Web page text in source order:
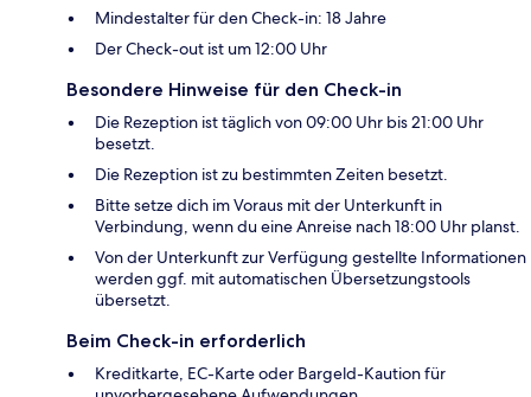
Mindestalter für den Check-in: 18 Jahre
Der Check-out ist um 12:00 Uhr
Besondere Hinweise für den Check-in
Die Rezeption ist täglich von 09:00 Uhr bis 21:00 Uhr
besetzt.
Die Rezeption ist zu bestimmten Zeiten besetzt.
Bitte setze dich im Voraus mit der Unterkunft in
Verbindung, wenn du eine Anreise nach 18:00 Uhr planst.
Von der Unterkunft zur Verfügung gestellte Informationen
werden ggf. mit automatischen Übersetzungstools
übersetzt.
Beim Check-in erforderlich
Kreditkarte, EC-Karte oder Bargeld-Kaution für